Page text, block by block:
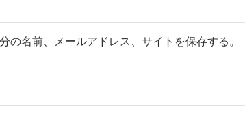
の名前、メールアドレス、サイトを保存する。